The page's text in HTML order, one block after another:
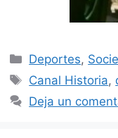
Categorías
Deportes,
Etiquetas
Canal Historia,
Deja un